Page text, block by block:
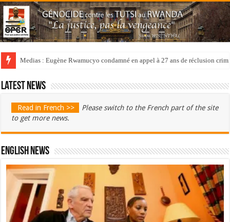
Medias : Eugène Rwamucyo condamné en appel à 27 ans de réclusion
Latest news
Read in French >>
Please switch to the French part of the site
to get more news.
English News